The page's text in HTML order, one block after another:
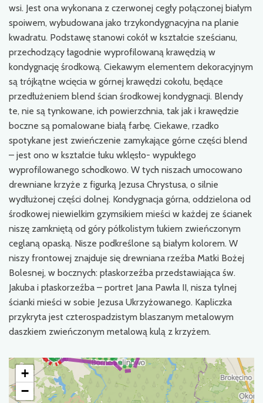
wsi. Jest ona wykonana z czerwonej cegły połączonej białym
spoiwem, wybudowana jako trzykondygnacyjna na planie
kwadratu. Podstawę stanowi cokół w kształcie sześcianu,
przechodzący łagodnie wyprofilowaną krawędzią w
kondygnację środkową. Ciekawym elementem dekoracyjnym
są trójkątne wcięcia w górnej krawędzi cokołu, będące
przedłużeniem blend ścian środkowej kondygnacji. Blendy
te, nie są tynkowane, ich powierzchnia, tak jak i krawędzie
boczne są pomalowane białą farbę. Ciekawe, rzadko
spotykane jest zwieńczenie zamykające górne części blend
– jest ono w kształcie łuku wklęsło- wypukłego
wyprofilowanego schodkowo. W tych niszach umocowano
drewniane krzyże z figurką Jezusa Chrystusa, o silnie
wydłużonej części dolnej. Kondygnacja górna, oddzielona od
środkowej niewielkim gzymsikiem mieści w każdej ze ścianek
niszę zamkniętą od góry półkolistym łukiem zwieńczonym
ceglaną opaską. Nisze podkreślone są białym kolorem. W
niszy frontowej znajduje się drewniana rzeźba Matki Bożej
Bolesnej, w bocznych: płaskorzeźba przedstawiająca św.
Jakuba i płaskorzeźba – portret Jana Pawła II, nisza tylnej
ścianki mieści w sobie Jezusa Ukrzyżowanego. Kapliczka
przykryta jest czterospadzistym blaszanym metalowym
daszkiem zwieńczonym metalową kulą z krzyżem.
+
−